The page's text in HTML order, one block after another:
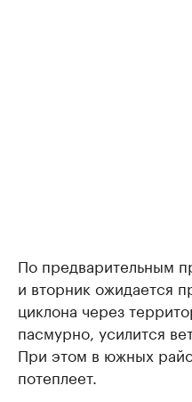
По предварительным
и вторник ожидается
циклона через
пасмурно, усилится
При этом в южных
потеплеет.